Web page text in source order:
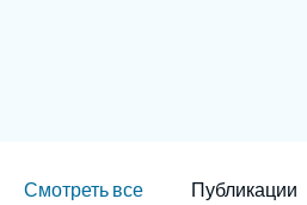
Смотреть все Публикации